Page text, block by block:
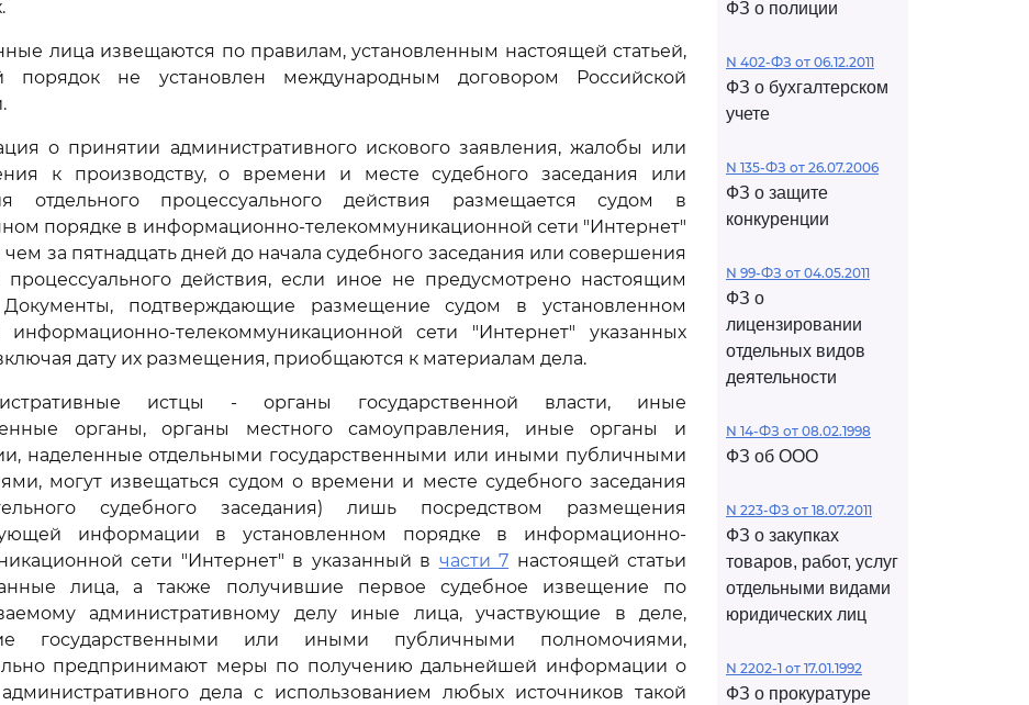
лица извещаются по правилам, установленным настоящей статьей,
порядок не установлен международным договором Российской
о принятии административного искового заявления, жалобы или
к производству, о времени и месте судебного заседания или
отдельного процессуального действия размещается судом в
порядке в информационно-телекоммуникационной сети "Интернет"
за пятнадцать дней до начала судебного заседания или совершения
процессуального действия, если иное не предусмотрено настоящим
Документы, подтверждающие размещение судом в установленном
телекоммуникационной сети "Интернет" указанных
дату их размещения, приобщаются к материалам дела.
истцы - органы государственной власти, иные
органы, органы местного самоуправления, иные органы и
наделенные отдельными государственными или иными публичными
могут извещаться судом о времени и месте судебного заседания
судебного заседания) лишь посредством размещения
информации в установленном порядке в информационно-
сети "Интернет" в указанный в части 7 настоящей статьи
лица, а также получившие первое судебное извещение по
административному делу иные лица, участвующие в деле,
государственными или иными публичными полномочиями,
предпринимают меры по получению дальнейшей информации о
дела с использованием любых источников такой
ФЗ о полиции
N 402-ФЗ от 06.12.2011
ФЗ о бухгалтерском
учете
N 135-ФЗ от 26.07.2006
ФЗ о защите
конкуренции
N 99-ФЗ от 04.05.2011
ФЗ о
лицензировании
отдельных видов
деятельности
N 14-ФЗ от 08.02.1998
ФЗ об ООО
N 223-ФЗ от 18.07.2011
ФЗ о закупках
товаров, работ, услуг
отдельными видами
юридических лиц
N 2202-1 от 17.01.1992
ФЗ о прокуратуре